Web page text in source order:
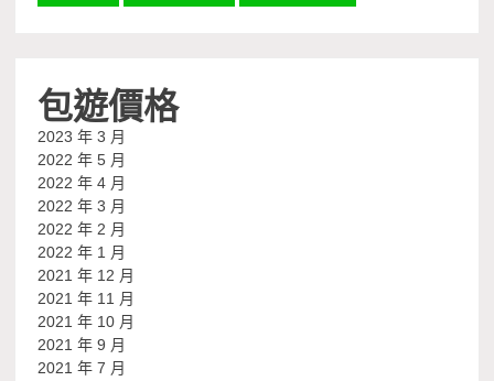
包遊價格
2023 年 3 月
2022 年 5 月
2022 年 4 月
2022 年 3 月
2022 年 2 月
2022 年 1 月
2021 年 12 月
2021 年 11 月
2021 年 10 月
2021 年 9 月
2021 年 7 月